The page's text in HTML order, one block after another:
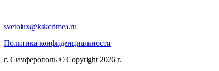
svetolux@kskcrimea.ru
Политика конфиденциальности
г. Симферополь © Copyright 2026 г.